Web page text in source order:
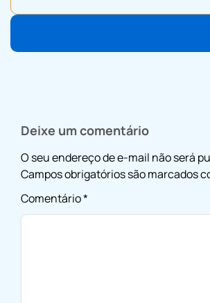
Deixe um comentário
O seu endereço de e-mail não será
Campos obrigatórios são marcados
Comentário*